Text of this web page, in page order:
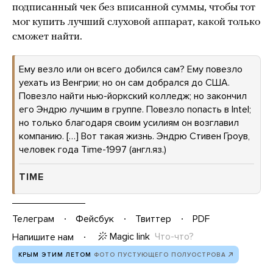
подписанный чек без вписанной суммы, чтобы тот
мог купить лучший слуховой аппарат, какой только
сможет найти.
Ему везло или он всего добился сам? Ему повезло
уехать из Венгрии; но он сам добрался до США.
Повезло найти нью-йоркский колледж; но закончил
его Эндрю лучшим в группе. Повезло попасть в Intel;
но только благодаря своим усилиям он возглавил
компанию. […] Вот такая жизнь. Эндрю Стивен Гроув,
человек года Time-1997 (англ.яз.)
TIME
Телеграм Фейсбук Твиттер
PDF
Напишите нам
Magic link Что-что?
КРЫМ ЭТИМ ЛЕТОМ ФОТО ПУСТУЮЩЕГО ПОЛУОСТРОВА